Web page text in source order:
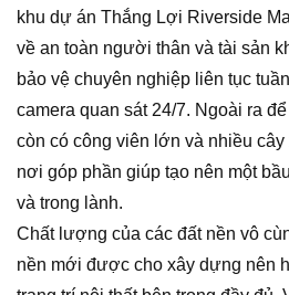
khu dự án Thắng Lợi Riverside
về an toàn người thân và tài sản
bảo vệ chuyên nghiệp liên tục
camera quan sát 24/7. Ngoài ra
còn có công viên lớn và nhiều
nơi góp phần giúp tạo nên một
và trong lành.
Chất lượng của các đất nền vô
nền mới được cho xây dựng nên